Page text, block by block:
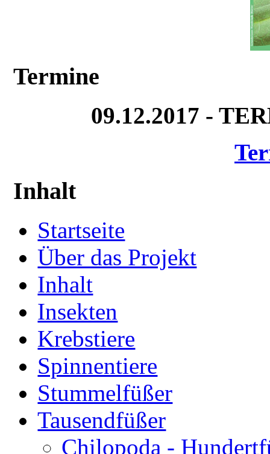
Termine
09.12.2017 -
Inhalt
Startseite
Über das Projekt
Inhalt
Insekten
Krebstiere
Spinnentiere
Stummelfüßer
Tausendfüßer
Chilopoda -